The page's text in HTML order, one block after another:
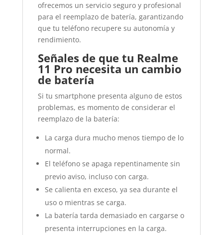
ofrecemos un servicio seguro y profesional
para el reemplazo de batería, garantizando
que tu teléfono recupere su autonomía y
rendimiento.
Señales de que tu Realme
11 Pro necesita un cambio
de batería
Si tu smartphone presenta alguno de estos
problemas, es momento de considerar el
reemplazo de la batería:
La carga dura mucho menos tiempo de lo
normal.
El teléfono se apaga repentinamente sin
previo aviso, incluso con carga.
Se calienta en exceso, ya sea durante el
uso o mientras se carga.
La batería tarda demasiado en cargarse o
presenta interrupciones en la carga.